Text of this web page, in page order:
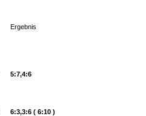
Ergebnis
5:7,4:6
6:3,3:6 ( 6:10 )